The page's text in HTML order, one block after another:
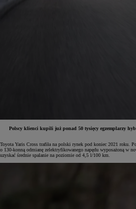
Od81 900 zł
Polscy klienci kupili już ponad 50 tysięcy egzemplarzy
Toyota Yaris Cross trafiła na polski rynek pod koniec 2021 roku.
o 130-konną odmianę zelektryfikowanego napędu wyposażoną w
uzyskać średnie spalanie na poziomie od 4,5 l/100 km.